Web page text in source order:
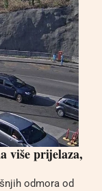
više prijelaza,
odmora od